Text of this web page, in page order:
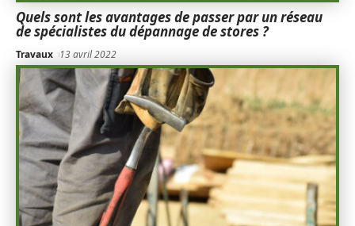
Quels sont les avantages de passer par un réseau
de spécialistes du dépannage de stores ?
Travaux 13 avril 2022